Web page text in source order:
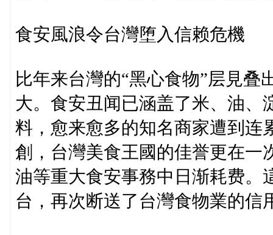
食安風浪令台灣堕入信赖危機
比年来台灣的“黑心食物”层見叠
大。食安丑闻已涵盖了米、油、
料，愈来愈多的知名商家遭到连
創，台灣美食王國的佳誉更在一
油等重大食安事務中日渐耗费。
台，再次断送了台灣食物業的信